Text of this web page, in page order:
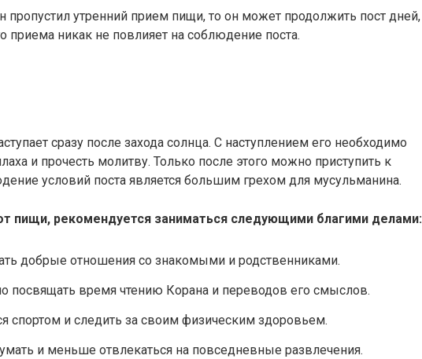
пропустил утренний прием пищи, то он может продолжить пост дней,
приема никак не повлияет на соблюдение поста.
сразу после захода солнца. С наступлением его необходимо
и прочесть молитву. Только после этого можно приступить к
условий поста является большим грехом для мусульманина.
пищи, рекомендуется заниматься следующими благими делами:
добрые отношения со знакомыми и родственниками.
посвящать время чтению Корана и переводов его смыслов.
спортом и следить за своим физическим здоровьем.
и меньше отвлекаться на повседневные развлечения.